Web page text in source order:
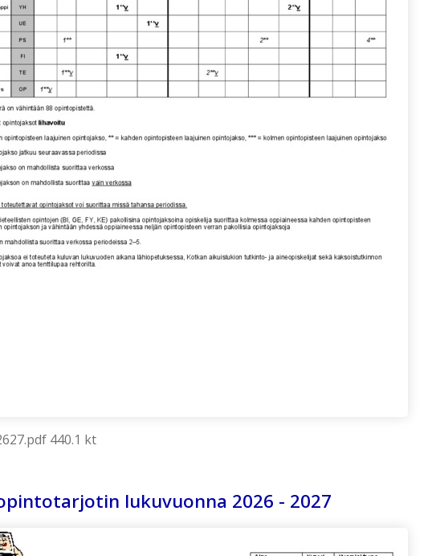
440.1 kt
lukuvuonna 2026 - 2027